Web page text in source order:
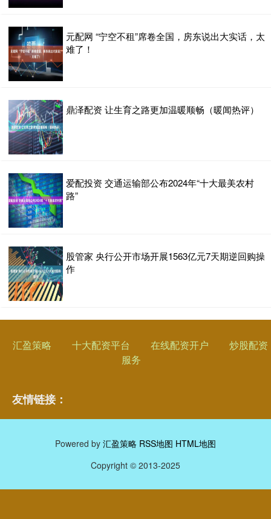
元配网 “宁空不租”席卷全国，房东说出大实话，太
难了！
鼎泽配资 让生育之路更加温暖顺畅（暖闻热评）
爱配投资 交通运输部公布2024年“十大最美农村
路”
股管家 央行公开市场开展1563亿元7天期逆回购操
作
汇盈策略 十大配资平台 在线配资开户
炒股配资
服务
友情链接：
Powered by 汇盈策略 RSS地图 HTML地图
Copyright © 2013-2025